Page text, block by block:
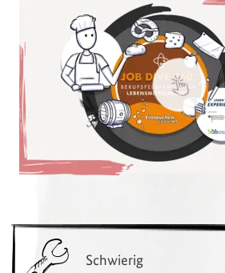
Schwierig